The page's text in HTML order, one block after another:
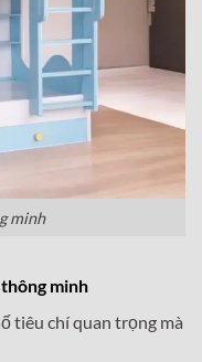
minh
minh
tiêu chí quan trọng mà